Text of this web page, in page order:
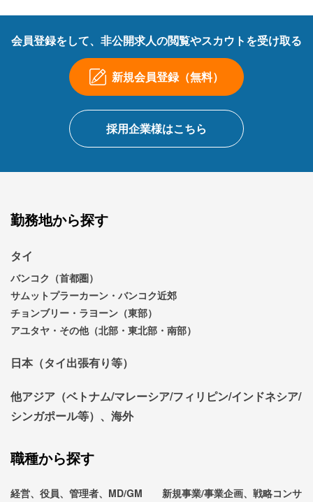
会員登録をして、非公開求人の閲覧やスカウトを受け取る
新規会員登録（無料）
採用企業様はこちら
勤務地から探す
タイ
バンコク（首都圏）
サムットプラーカーン・バンコク近郊
チョンブリー・ラヨーン（東部）
アユタヤ・その他（北部・東北部・南部）
日本（タイ出張有り等）
他アジア（ベトナム/マレーシア/フィリピン/インドネシア/
シンガポール等）、海外
職種から探す
経営、役員、管理者、MD/GM
新規事業/事業企画、戦略コンサ